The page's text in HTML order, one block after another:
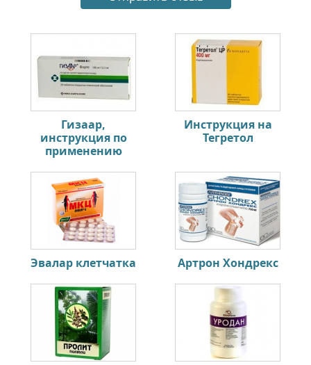
Гизаар,
инструкция по
применению
Инструкция на
Тегретол
Эвалар клетчатка Артрон Хондрекс